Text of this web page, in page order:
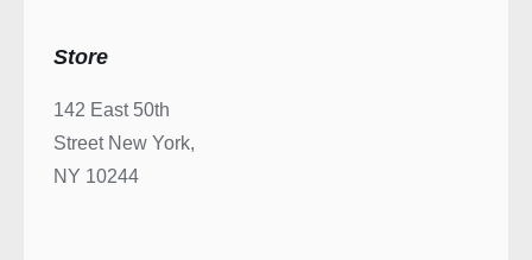
Store
142 East 50th
Street New York,
NY 10244